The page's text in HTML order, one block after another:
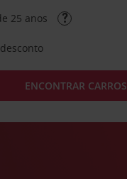
25 anos
ENCONTRAR CARROS